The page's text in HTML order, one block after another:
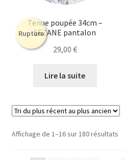
Rupture
Tenue poupée 34cm –
SEZANE pantalon
29,00 €
Lire la suite
Affichage de 1–16 sur 180 résultatsTrié